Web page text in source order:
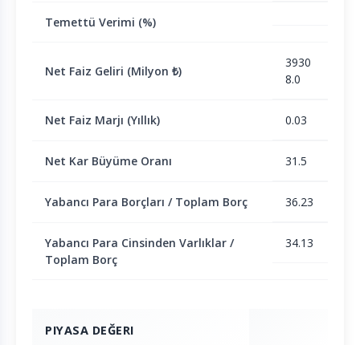
Temettü Verimi (%)
Net Faiz Geliri (Milyon ₺)
3930
8.0
Net Faiz Marjı (Yıllık) 0.03
Net Kar Büyüme Oranı 31.5
Yabancı Para Borçları / Toplam Borç 36.23
Yabancı Para Cinsinden Varlıklar /
Toplam Borç
34.13
PIYASA DEĞERI